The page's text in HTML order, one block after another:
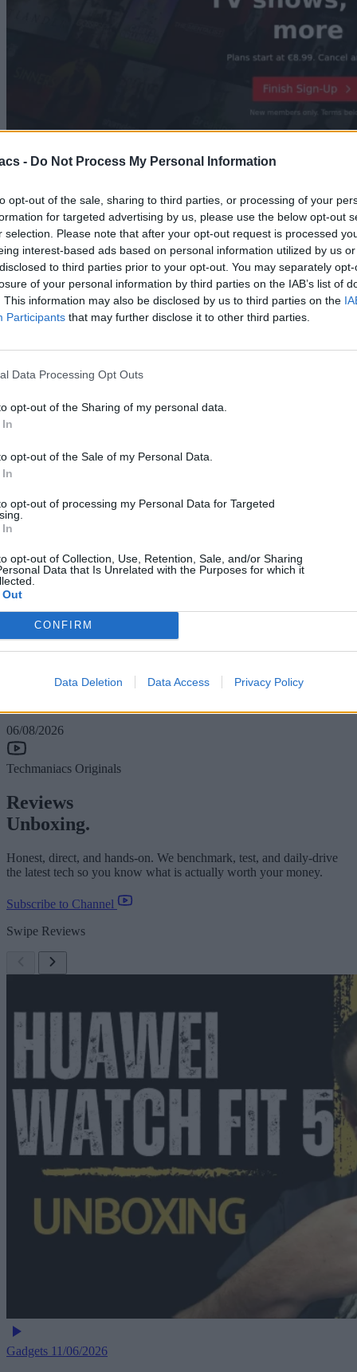
- Do Not Process My Personal Information
opt-out of the sale, sharing to third parties, or processing of your
for targeted advertising by us, please use the below opt-out
selection. Please note that after your opt-out request is processed
interest-based ads based on personal information utilized by us
to third parties prior to your opt-out. You may separately
of your personal information by third parties on the IAB’s list of
This information may also be disclosed by us to third parties on the
Participants that may further disclose it to other third parties.
Data Processing Opt Outs
opt-out of the Sharing of my personal data.
opt-out of the Sale of my Personal Data.
opt-out of processing my Personal Data for Targeted
opt-out of Collection, Use, Retention, Sale, and/or Sharing
Data that Is Unrelated with the Purposes for which it
CONFIRM
Data Deletion Data Access Privacy Policy
Technology
Μόλις ήρθε υποστήριξη Netflix σε 4K στον Chrome
06/08/2026
Technology
Ρομπότ 300 δολαρίων από το MIT πετάει σαν drone
06/08/2026
Techmaniacs Originals
Reviews
Unboxing.
Honest, direct, and hands-on. We benchmark, test, and daily-drive
the latest tech so you know what is actually worth your money.
Subscribe to Channel
Swipe Reviews
Gadgets 11/06/2026